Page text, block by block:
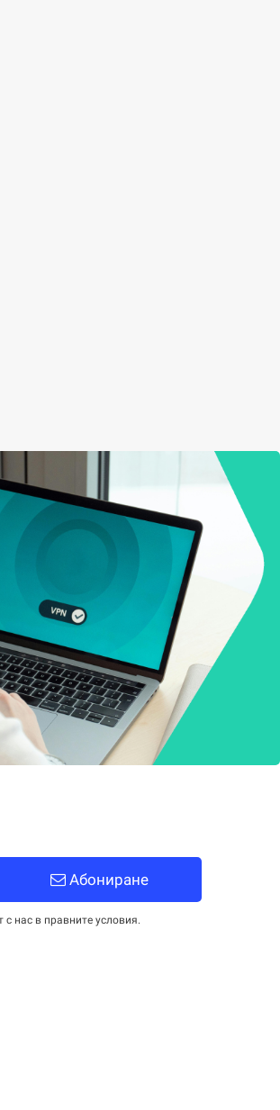
Абониране
нас в правните условия.